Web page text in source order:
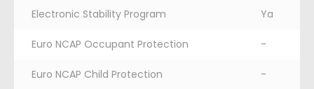
Electronic Stability Program Ya
Euro NCAP Occupant Protection -
Euro NCAP Child Protection -